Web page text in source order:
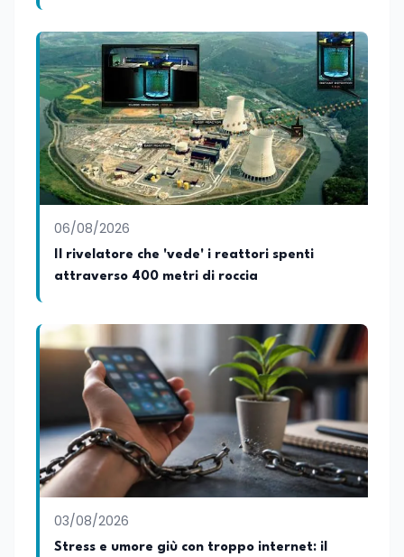
06/08/2026
Il rivelatore che 'vede' i reattori spenti
attraverso 400 metri di roccia
03/08/2026
Stress e umore giù con troppo internet: il